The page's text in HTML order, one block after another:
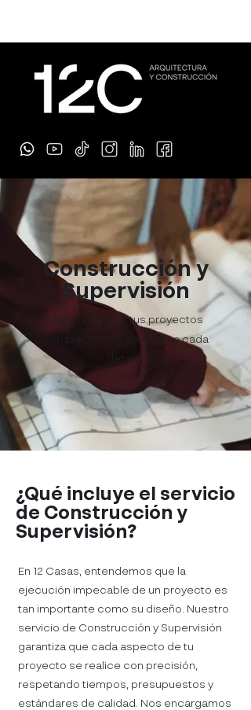
Construcción y
Supervisión
Materializamos tus proyectos
con precisión y atención a cada
detalle.
¿Qué incluye el servicio
de Construcción y
Supervisión?
En 12 Casas, entendemos que la
ejecución impecable de un proyecto es
tan importante como su diseño. Nuestro
servicio de Construcción y Supervisión
garantiza que cada aspecto de tu
proyecto se realice con precisión,
respetando tiempos, presupuestos y
estándares de calidad. Nos encargamos